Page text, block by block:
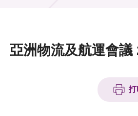
活動及消息
亞洲物流及航運會議
打